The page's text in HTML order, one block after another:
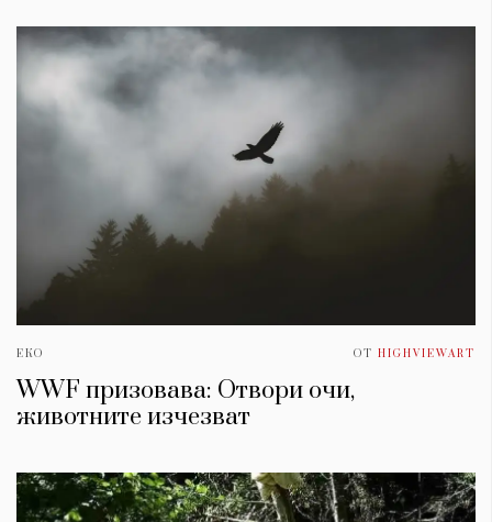
ЕКО ОТ HIGHVIEWART
WWF призовава: Отвори очи,
животните изчезват
Красота
Цветно
Пътувай
поверителност
ModerenDom
Facebook Instagram
YouTube
Ако нашият сайт ви харесва, можете да се абонирате за
седмичния ни нюзлетър тук:
© 2026, HighViewArt | Всички права запазени